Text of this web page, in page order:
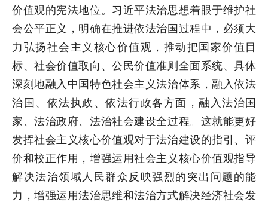
价值观的宪法地位。习近平法治思想着眼于维护社
会公平正义，明确在推进依法治国过程中，必须大
力弘扬社会主义核心价值观，推动把国家价值目
标、社会价值取向、公民价值准则全面系统、具体
深刻地融入中国特色社会主义法治体系，融入依法
治国、依法执政、依法行政各方面，融入法治国
家、法治政府、法治社会建设全过程。这就能更好
发挥社会主义核心价值观对于法治建设的指引、评
价和校正作用，增强运用社会主义核心价值观指导
解决法治领域人民群众反映强烈的突出问题的能
力，增强运用法治思维和法治方式解决经济社会发